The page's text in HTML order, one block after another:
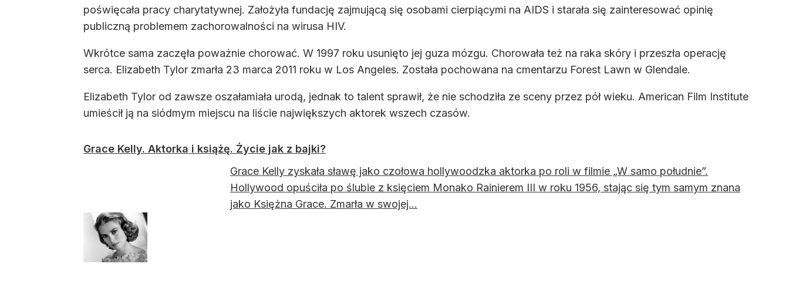
poświęcała pracy charytatywnej. Założyła fundację zajmującą się osobami cierpiącymi na AIDS i starała się zainteresować opinię
publiczną problemem zachorowalności na wirusa HIV.
Wkrótce sama zaczęła poważnie chorować. W 1997 roku usunięto jej guza mózgu. Chorowała też na raka skóry i przeszła operację
serca. Elizabeth Tylor zmarła 23 marca 2011 roku w Los Angeles. Została pochowana na cmentarzu Forest Lawn w Glendale.
Elizabeth Tylor od zawsze oszałamiała urodą, jednak to talent sprawił, że nie schodziła ze sceny przez pół wieku. American Film Institute
umieścił ją na siódmym miejscu na liście największych aktorek wszech czasów.
Grace Kelly. Aktorka i książę. Życie jak z bajki?
Grace Kelly zyskała sławę jako czołowa hollywoodzka aktorka po roli w filmie „W samo południe”.
Hollywood opuściła po ślubie z księciem Monako Rainierem III w roku 1956, stając się tym samym znana
jako Księżna Grace. Zmarła w swojej...